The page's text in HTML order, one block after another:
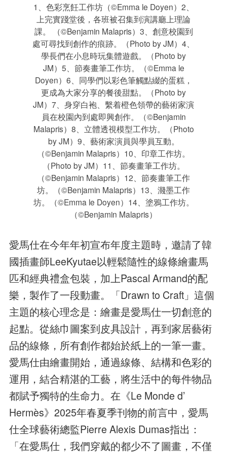
1、色彩烹飪工作坊（©Emma le Doyen）2、
上完實踐堂後，各班被召集到演講廳上理論
課。 （©Benjamin Malapris）3、創意校園到
處可尋找到創作的痕跡。（Photo by JM）4、
學長們在小息時玩集體遊戲。（Photo by
JM）5、節奏畫筆工作坊。（©Emma le
Doyen）6、同學們以彩色筆觸點綴的蛋糕，
更成為大家分享的餐後甜點。（Photo by
JM）7、身穿白袍、繫着橙色領帶的藝術家演
員在校園內到處即興創作。（©Benjamin
Malapris）8、立體透視模型工作坊。（Photo
by JM）9、藝術家演員與學員互動。
（©Benjamin Malapris）10、印章工作坊。
（Photo by JM）11、節奏畫筆工作坊。
（©Benjamin Malapris）12、節奏畫筆工作
坊。（©Benjamin Malapris）13、濺墨工作
坊。（©Emma le Doyen）14、塗鴉工作坊。
（©Benjamin Malapris）
愛馬仕在今年年初宣布年度主題時，邀請了韓
國插畫師LeeKyutae以輕鬆隨性的線條繪畫馬
匹和經典禮盒包裝，加上Pascal Armand的配
樂，製作了一段動畫。「Drawn to Craft」這個
主題的核心理念是：繪畫是愛馬仕一切創意的
起點。從絲巾圖案到皮具設計，再到家居藝術
品的線條，所有創作都始於紙上的一筆一畫。
愛馬仕由繪畫開始，通過線條、結構和色彩的
運用，結合精湛的工藝，將生活中的每件物品
都賦予獨特的生命力。在《Le Monde d’
Hermès》2025年春夏季刊物的前言中，愛馬
仕全球藝術總監Pierre Alexis Dumas指出：
「在愛馬仕，我們穿戴的都少不了圖畫，不僅